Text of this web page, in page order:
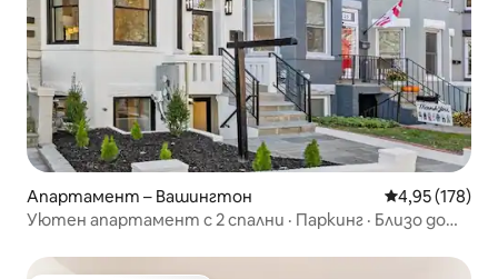
Апартамент – Вашингтон Средна
4,95 (178)
Уютен апартамент с 2 спални · Паркинг · Близо до